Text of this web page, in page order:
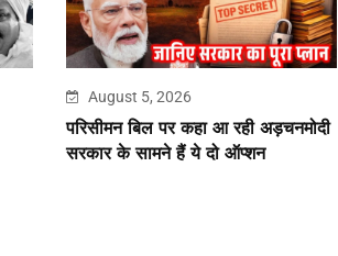
August 5, 2026
परिसीमन बिल पर कहा आ रही अड़चनमोदी
सरकार के सामने हैं ये दो ऑप्शन